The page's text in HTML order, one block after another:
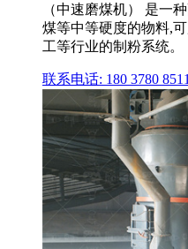
（中速磨煤机） 是一
煤等中等硬度的物料,
工等行业的制粉系统。
联系电话: 180 3780 8511